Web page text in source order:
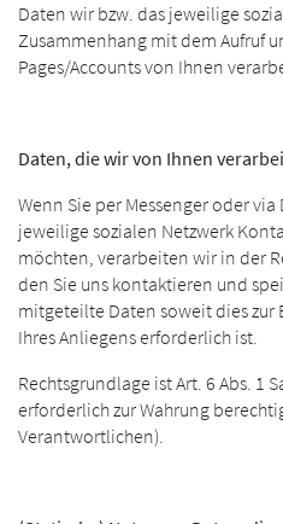
Daten wir bzw. das jeweilige
Zusammenhang mit dem Aufruf
Pages/Accounts von Ihnen
Daten, die wir von Ihnen
Wenn Sie per Messenger oder via
jeweilige sozialen Netzwerk
möchten, verarbeiten wir in der
den Sie uns kontaktieren und
mitgeteilte Daten soweit dies
Ihres Anliegens erforderlich ist.
Rechtsgrundlage ist Art. 6 Abs. 1
erforderlich zur Wahrung
Verantwortlichen).